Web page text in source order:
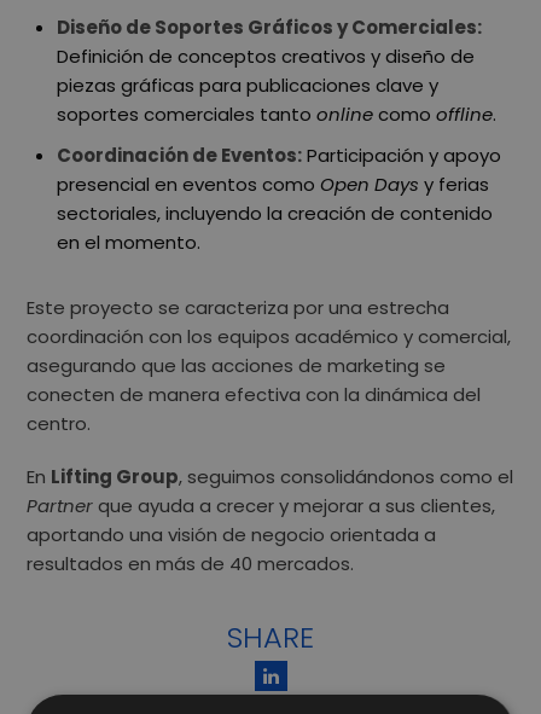
Diseño de Soportes Gráficos y Comerciales:
Definición de conceptos creativos y diseño de
piezas gráficas para publicaciones clave y
soportes comerciales tantoonlinecomooffline.
Coordinación de Eventos:Participación y apoyo
presencial en eventos como Open Days y ferias
sectoriales, incluyendo la creación de contenido
en el momento.
Este proyecto se caracteriza por una estrecha
coordinación con los equipos académico y comercial,
asegurando que las acciones de marketing se
conecten de manera efectiva con la dinámica del
centro.
En Lifting Group, seguimos consolidándonos como el
Partnerque ayuda a crecer y mejorar a sus clientes,
aportando una visión de negocio orientada a
resultados en más de 40 mercados.
SHARE